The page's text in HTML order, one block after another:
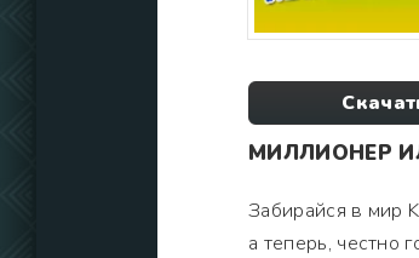
МИЛЛИОНЕР
Забирайся в мир
а теперь, честно